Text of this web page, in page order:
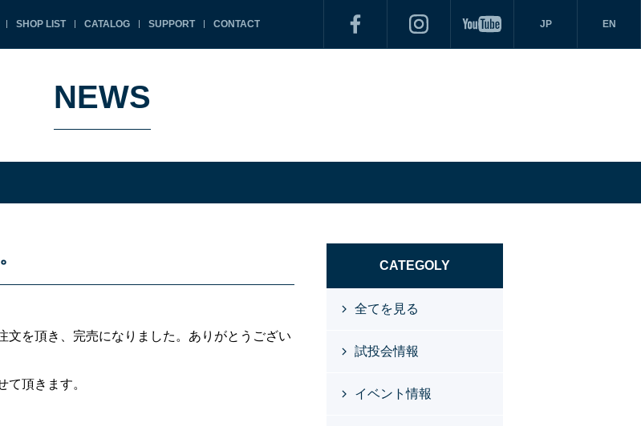
SHOP LIST CATALOG SUPPORT CONTACT EN
JP
NEWS
を頂き、完売になりました。ありがとうござい
頂きます。
CATEGOLY
全てを見る
試投会情報
イベント情報